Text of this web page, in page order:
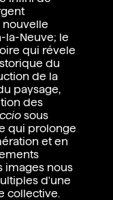
nouvelle
la-Neuve; le
qui révele
du
de la
paysage,
des
sous
qui prolonge
et en
images nous
d'une
collective.